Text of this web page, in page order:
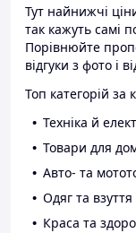
Тут найнижчі
так кажуть самі
Порівнюйте
відгуки з фото і
Топ категорій за
Техніка й
Товари для
Авто- та
Одяг та взуття
Краса та